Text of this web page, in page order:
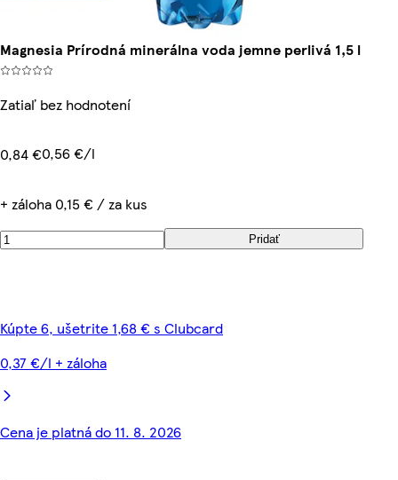
Magnesia Prírodná minerálna voda jemne perlivá 1,5 l
Zatiaľ bez hodnotení
0,84 €0,56 €/l
+ záloha 0,15 € / za kus
Pridať
Kúpte 6, ušetrite 1,68 € s Clubcard
0,37 €/l + záloha
Cena je platná do 11. 8. 2026